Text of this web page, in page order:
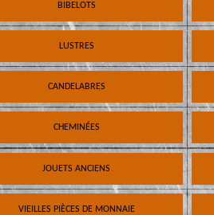
BIBELOTS
LUSTRES
CANDELABRES
CHEMINÉES
JOUETS ANCIENS
VIEILLES PIÈCES DE MONNAIE